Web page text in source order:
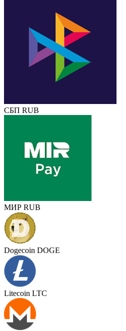
СБП RUB
МИР RUB
Dogecoin DOGE
Litecoin LTC